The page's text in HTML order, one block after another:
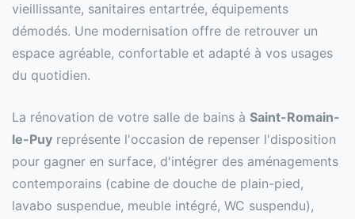
vieillissante, sanitaires entartrée, équipements
démodés. Une modernisation offre de retrouver un
espace agréable, confortable et adapté à vos usages
du quotidien.
La rénovation de votre salle de bains à Saint-Romain-
le-Puy représente l'occasion de repenser l'disposition
pour gagner en surface, d'intégrer des aménagements
contemporains (cabine de douche de plain-pied,
lavabo suspendue, meuble intégré, WC suspendu),